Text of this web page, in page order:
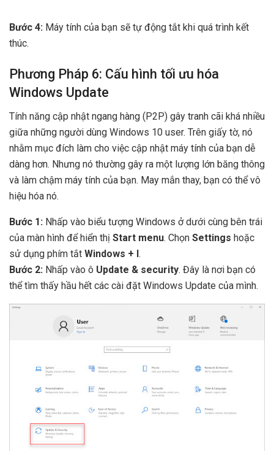
Bước 4: Máy tính của bạn sẽ tự động tắt khi quá trình kết
thúc.
Phương Pháp 6: Cấu hình tối ưu hóa
Windows Update
Tính năng cập nhật ngang hàng (P2P) gây tranh cãi khá nhiều
giữa những người dùng Windows 10 user. Trên giấy tờ, nó
nhằm mục đích làm cho việc cập nhật máy tính của bạn dễ
dàng hơn. Nhưng nó thường gây ra một lượng lớn băng thông
và làm chậm máy tính của bạn. May mắn thay, bạn có thể vô
hiệu hóa nó.
Bước 1: Nhấp vào biểu tượng Windows ở dưới cùng bên trái
của màn hình để hiển thị Start menu. Chọn Settings hoặc
sử dụng phím tắt Windows + I.
Bước 2: Nhấp vào ô Update & security. Đây là nơi bạn có
thể tìm thấy hầu hết các cài đặt Windows Update của mình.